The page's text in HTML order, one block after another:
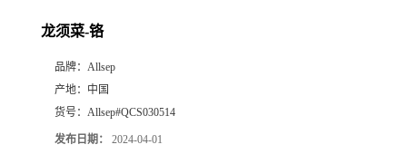
龙须菜-铬
品牌： Allsep
产地： 中国
货号： Allsep#QCS030514
发布日期： 2024-04-01